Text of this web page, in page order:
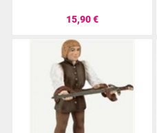
15,90 €